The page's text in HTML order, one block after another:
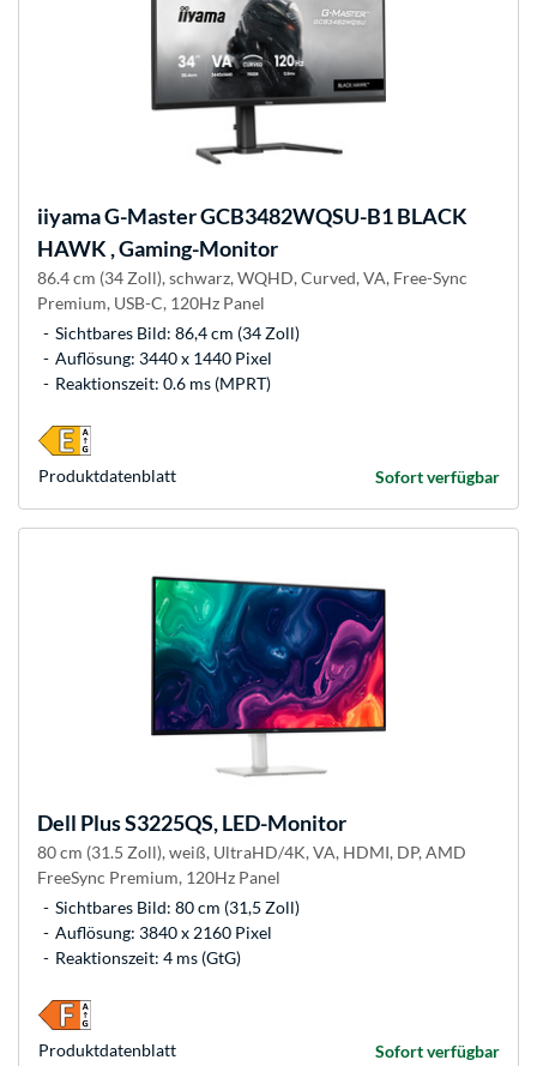
iiyamaG-Master GCB3482WQSU-B1 BLACK
HAWK , Gaming-Monitor
86.4 cm (34 Zoll), schwarz, WQHD, Curved, VA, Free-Sync
Premium, USB-C, 120Hz Panel
Sichtbares Bild: 86,4 cm (34 Zoll)
Auflösung: 3440 x 1440 Pixel
Reaktionszeit: 0.6 ms (MPRT)
Sofort verfügbar
Produkt­datenblatt
Dell Plus S3225QS, LED-Monitor
80 cm (31.5 Zoll), weiß, UltraHD/4K, VA, HDMI, DP, AMD
FreeSync Premium, 120Hz Panel
Sichtbares Bild: 80 cm (31,5 Zoll)
Auflösung: 3840 x 2160 Pixel
Reaktionszeit: 4 ms (GtG)
Sofort verfügbar
Produkt­datenblatt